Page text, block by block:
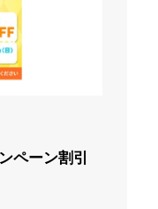
ペーン割引